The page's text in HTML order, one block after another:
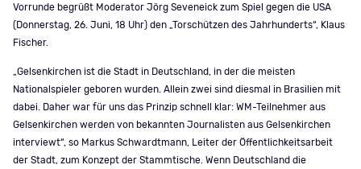
Vorrunde begrüßt Moderator Jörg Seveneick zum Spiel gegen die USA
(Donnerstag, 26. Juni, 18 Uhr) den „Torschützen des Jahrhunderts“, Klaus
Fischer.
„Gelsenkirchen ist die Stadt in Deutschland, in der die meisten
Nationalspieler geboren wurden. Allein zwei sind diesmal in Brasilien mit
dabei. Daher war für uns das Prinzip schnell klar: WM-Teilnehmer aus
Gelsenkirchen werden von bekannten Journalisten aus Gelsenkirchen
interviewt“, so Markus Schwardtmann, Leiter der Öffentlichkeitsarbeit
der Stadt, zum Konzept der Stammtische. Wenn Deutschland die